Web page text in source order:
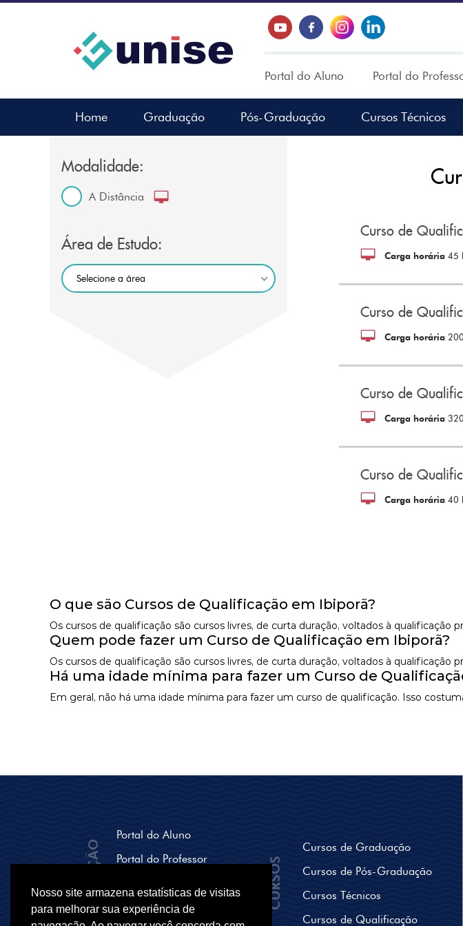
Portal do Aluno Portal do
Home Graduação Pós-Graduação Cursos Técnicos
Modalidade:
A Distância
Área de Estudo:
Selecione a área
Curso de
Carga horária45
Curso de
Carga horária
Curso de
Carga horária
Curso de
Carga horária40
O que são Cursos de Qualificação em Ibiporã?
Os cursos de qualificação são cursos livres, de curta duração, voltados à
Quem pode fazer um Curso de Qualificação em Ibiporã?
Os cursos de qualificação são cursos livres, de curta duração, voltados à
Há uma idade mínima para fazer um Curso de
Em geral, não há uma idade mínima para fazer um curso de qualificação. Isso
NAVEGAÇÃO
Portal do Aluno
Portal do Professor
Breve História
CURSOS
Cursos de Graduação
Cursos de Pós-Graduação
Cursos Técnicos
Cursos de Qualificação
Nosso site armazena estatísticas de visitas
para melhorar sua experiência de